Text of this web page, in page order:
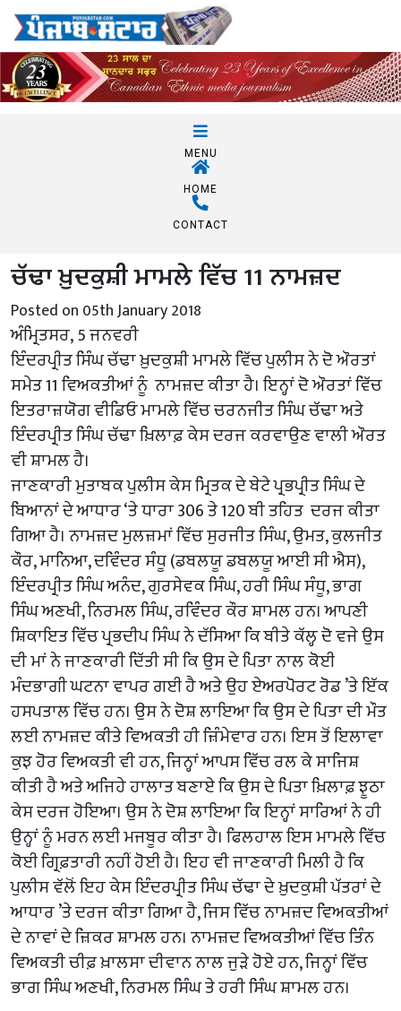
MENU
HOME
CONTACT
ਚੱਢਾ ਖ਼ੁਦਕੁਸ਼ੀ ਮਾਮਲੇ ਵਿੱਚ 11 ਨਾਮਜ਼ਦ
Posted on 05th January 2018
ਅੰਮ੍ਰਿਤਸਰ, 5 ਜਨਵਰੀ
ਇੰਦਰਪ੍ਰੀਤ ਸਿੰਘ ਚੱਢਾ ਖ਼ੁਦਕੁਸ਼ੀ ਮਾਮਲੇ ਵਿੱਚ ਪੁਲੀਸ ਨੇ ਦੋ ਔਰਤਾਂ
ਸਮੇਤ 11 ਵਿਅਕਤੀਆਂ ਨੂੰ ਨਾਮਜ਼ਦ ਕੀਤਾ ਹੈ। ਇਨ੍ਹਾਂ ਦੋ ਔਰਤਾਂ ਵਿੱਚ
ਇਤਰਾਜ਼ਯੋਗ ਵੀਡਿਓ ਮਾਮਲੇ ਵਿੱਚ ਚਰਨਜੀਤ ਸਿੰਘ ਚੱਢਾ ਅਤੇ
ਇੰਦਰਪ੍ਰੀਤ ਸਿੰਘ ਚੱਢਾ ਖ਼ਿਲਾਫ਼ ਕੇਸ ਦਰਜ ਕਰਵਾਉਣ ਵਾਲੀ ਔਰਤ
ਵੀ ਸ਼ਾਮਲ ਹੈ।
ਜਾਣਕਾਰੀ ਮੁਤਾਬਕ ਪੁਲੀਸ ਕੇਸ ਮ੍ਰਿਤਕ ਦੇ ਬੇਟੇ ਪ੍ਰਭਪ੍ਰੀਤ ਸਿੰਘ ਦੇ
ਬਿਆਨਾਂ ਦੇ ਆਧਾਰ ‘ਤੇ ਧਾਰਾ 306 ਤੇ 120 ਬੀ ਤਹਿਤ ਦਰਜ ਕੀਤਾ
ਗਿਆ ਹੈ। ਨਾਮਜ਼ਦ ਮੁਲਜ਼ਮਾਂ ਵਿੱਚ ਸੁਰਜੀਤ ਸਿੰਘ, ਉਮਤ, ਕੁਲਜੀਤ
ਕੌਰ, ਮਾਨਿਆ, ਦਵਿੰਦਰ ਸੰਧੂ (ਡਬਲਯੂ ਡਬਲਯੂ ਆਈ ਸੀ ਐਸ),
ਇੰਦਰਪ੍ਰੀਤ ਸਿੰਘ ਅਨੰਦ, ਗੁਰਸੇਵਕ ਸਿੰਘ, ਹਰੀ ਸਿੰਘ ਸੰਧੂ, ਭਾਗ
ਸਿੰਘ ਅਣਖੀ, ਨਿਰਮਲ ਸਿੰਘ, ਰਵਿੰਦਰ ਕੌਰ ਸ਼ਾਮਲ ਹਨ। ਆਪਣੀ
ਸ਼ਿਕਾਇਤ ਵਿੱਚ ਪ੍ਰਭਦੀਪ ਸਿੰਘ ਨੇ ਦੱਸਿਆ ਕਿ ਬੀਤੇ ਕੱਲ੍ਹ ਦੋ ਵਜੇ ਉਸ
ਦੀ ਮਾਂ ਨੇ ਜਾਣਕਾਰੀ ਦਿੱਤੀ ਸੀ ਕਿ ਉਸ ਦੇ ਪਿਤਾ ਨਾਲ ਕੋਈ
ਮੰਦਭਾਗੀ ਘਟਨਾ ਵਾਪਰ ਗਈ ਹੈ ਅਤੇ ਉਹ ਏਅਰਪੋਰਟ ਰੋਡ ’ਤੇ ਇੱਕ
ਹਸਪਤਾਲ ਵਿੱਚ ਹਨ। ਉਸ ਨੇ ਦੋਸ਼ ਲਾਇਆ ਕਿ ਉਸ ਦੇ ਪਿਤਾ ਦੀ ਮੌਤ
ਲਈ ਨਾਮਜ਼ਦ ਕੀਤੇ ਵਿਅਕਤੀ ਹੀ ਜ਼ਿੰਮੇਵਾਰ ਹਨ। ਇਸ ਤੋਂ ਇਲਾਵਾ
ਕੁਝ ਹੋਰ ਵਿਅਕਤੀ ਵੀ ਹਨ, ਜਿਨ੍ਹਾਂ ਆਪਸ ਵਿੱਚ ਰਲ ਕੇ ਸਾਜਿਸ਼
ਕੀਤੀ ਹੈ ਅਤੇ ਅਜਿਹੇ ਹਾਲਾਤ ਬਣਾਏ ਕਿ ਉਸ ਦੇ ਪਿਤਾ ਖ਼ਿਲਾਫ਼ ਝੂਠਾ
ਕੇਸ ਦਰਜ ਹੋਇਆ। ਉਸ ਨੇ ਦੋਸ਼ ਲਾਇਆ ਕਿ ਇਨ੍ਹਾਂ ਸਾਰਿਆਂ ਨੇ ਹੀ
ਉਨ੍ਹਾਂ ਨੂੰ ਮਰਨ ਲਈ ਮਜਬੂਰ ਕੀਤਾ ਹੈ। ਫਿਲਹਾਲ ਇਸ ਮਾਮਲੇ ਵਿੱਚ
ਕੋਈ ਗ੍ਰਿਫ਼ਤਾਰੀ ਨਹੀਂ ਹੋਈ ਹੈ। ਇਹ ਵੀ ਜਾਣਕਾਰੀ ਮਿਲੀ ਹੈ ਕਿ
ਪੁਲੀਸ ਵੱਲੋਂ ਇਹ ਕੇਸ ਇੰਦਰਪ੍ਰੀਤ ਸਿੰਘ ਚੱਢਾ ਦੇ ਖ਼ੁਦਕੁਸ਼ੀ ਪੱਤਰਾਂ ਦੇ
ਆਧਾਰ ’ਤੇ ਦਰਜ ਕੀਤਾ ਗਿਆ ਹੈ, ਜਿਸ ਵਿੱਚ ਨਾਮਜ਼ਦ ਵਿਅਕਤੀਆਂ
ਦੇ ਨਾਵਾਂ ਦੇ ਜ਼ਿਕਰ ਸ਼ਾਮਲ ਹਨ। ਨਾਮਜ਼ਦ ਵਿਅਕਤੀਆਂ ਵਿੱਚ ਤਿੰਨ
ਵਿਅਕਤੀ ਚੀਫ਼ ਖ਼ਾਲਸਾ ਦੀਵਾਨ ਨਾਲ ਜੁੜੇ ਹੋਏ ਹਨ, ਜਿਨ੍ਹਾਂ ਵਿੱਚ
ਭਾਗ ਸਿੰਘ ਅਣਖੀ, ਨਿਰਮਲ ਸਿੰਘ ਤੇ ਹਰੀ ਸਿੰਘ ਸ਼ਾਮਲ ਹਨ।